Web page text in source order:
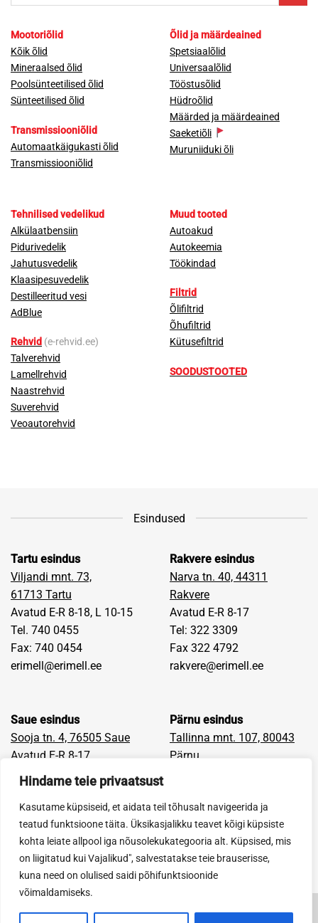
Hindame teie privaatsust
Kasutame küpsiseid, et aidata teil tõhusalt navigeerida ja
teatud funktsioone täita. Üksikasjalikku teavet kõigi küpsiste
kohta leiate allpool iga nõusolekukategooria alt. Küpsised, mis
on liigitatud kui Vajalikud", salvestatakse teie brauserisse,
kuna need on olulised saidi põhifunktsioonide
võimaldamiseks.
Mootoriõlid
Kõik õlid
Mineraalsed õlid
Poolsünteetilised õlid
Sünteetilised õlid
Transmissiooniõlid
Automaatkäigukasti õlid
Transmissiooniõlid
Õlid ja määrdeained
Spetsiaalõlid
Universaalõlid
Tööstusõlid
Hüdroõlid
Määrded ja määrdeained
Saeketiõli
Muruniiduki õli
Tehnilised vedelikud
Alkülaatbensiin
Pidurivedelik
Jahutusvedelik
Klaasipesuvedelik
Destilleeritud vesi
AdBlue
Rehvid (e-rehvid.ee)
Talverehvid
Lamellrehvid
Naastrehvid
Suverehvid
Veoautorehvid
Muud tooted
Autoakud
Autokeemia
Töökindad
Filtrid
Õlifiltrid
Õhufiltrid
Kütusefiltrid
SOODUSTOOTED
Esindused
Tartu esindus
Viljandi mnt. 73,
61713 Tartu
Avatud E-R 8-18, L 10-15
Tel. 740 0455
Fax: 740 0454
erimell@erimell.ee
Rakvere esindus
Narva tn. 40, 44311
Rakvere
Avatud E-R 8-17
Tel: 322 3309
Fax 322 4792
rakvere@erimell.ee
Saue esindus
Sooja tn. 4, 76505 Saue
Avatud E-R 8-17
Tel: 670 9400
saue@erimell.ee
Pärnu esindus
Tallinna mnt. 107, 80043
Pärnu
Fax: 442 9681
parnu@erimell.ee